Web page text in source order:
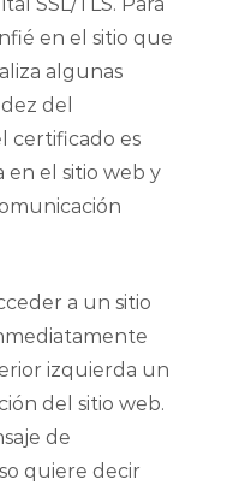
en el sitio que
algunas
del
certificado es
en el sitio web y
a un sitio
izquierda un
del sitio web.
de
quiere decir